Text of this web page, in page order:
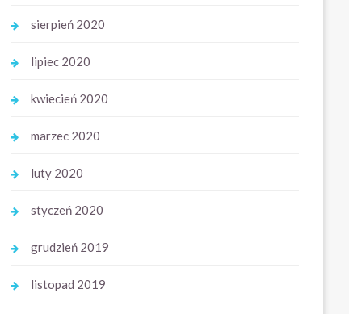
sierpień 2020
lipiec 2020
kwiecień 2020
marzec 2020
luty 2020
styczeń 2020
grudzień 2019
listopad 2019